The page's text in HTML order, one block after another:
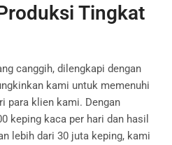
Tingkat
canggih, dilengkapi dengan
kami untuk memenuhi
para klien kami. Dengan
keping kaca per hari dan hasil
lebih dari 30 juta keping, kami